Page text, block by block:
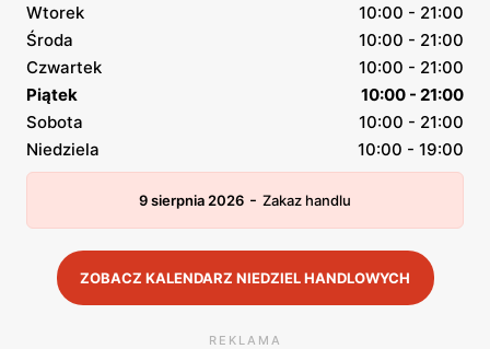
Wtorek
10:00 - 21:00
Środa
10:00 - 21:00
Czwartek
10:00 - 21:00
Piątek
10:00 - 21:00
Sobota
10:00 - 21:00
Niedziela
10:00 - 19:00
9 sierpnia 2026 - Zakaz handlu
ZOBACZ KALENDARZ NIEDZIEL HANDLOWYCH
REKLAMA